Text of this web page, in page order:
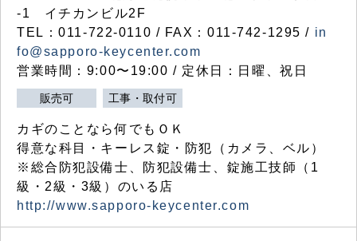
-1 イチカンビル2F
TEL：011-722-0110 / FAX：011-742-1295 / in
fo@sapporo-keycenter.com
営業時間：9:00〜19:00 / 定休日：日曜、祝日
販売可 工事・取付可
カギのことなら何でもＯＫ
得意な科目・キーレス錠・防犯（カメラ、ベル）
※総合防犯設備士、防犯設備士、錠施工技師（1
級・2級・3級）のいる店
http://www.sapporo-keycenter.com